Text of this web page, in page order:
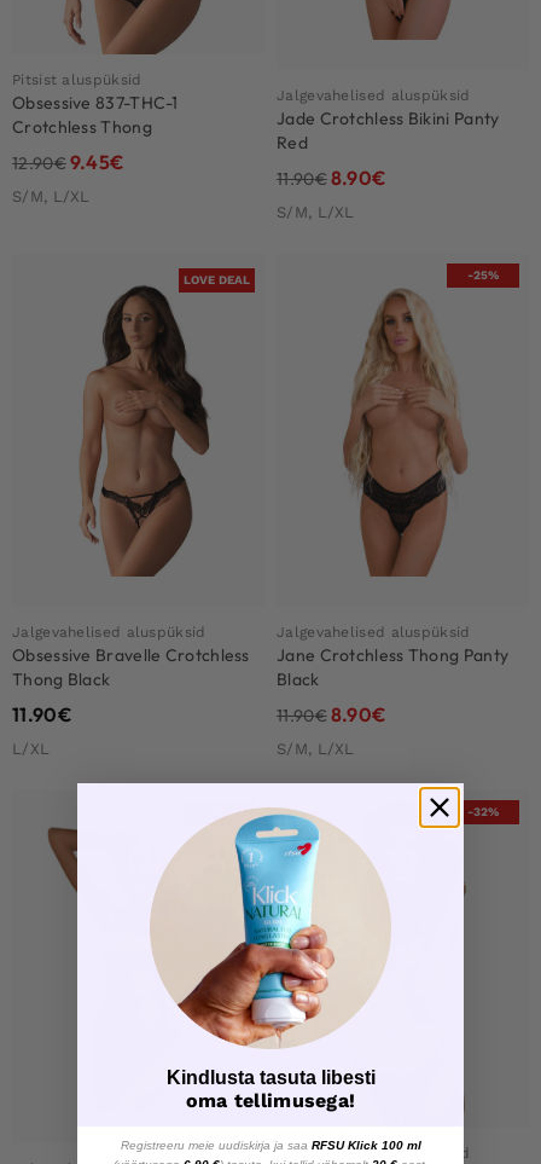
Pitsist aluspüksid
Obsessive 837-THC-1
Crotchless Thong
12.90€9.45€
S/M, L/XL
Jalgevahelised aluspüksid
Jade Crotchless Bikini Panty
Red
11.90€8.90€
S/M, L/XL
LOVE DEAL
Jalgevahelised aluspüksid
Obsessive Bravelle Crotchless
Thong Black
11.90€
L/XL
-25%
Jalgevahelised aluspüksid
Jane Crotchless Thong Panty
Black
11.90€8.90€
S/M, L/XL
-25% -32%
Jalgevahelised aluspüksid
Kindlusta tasuta libesti
oma tellimusega!
Registreeru meie uudiskirja ja saa RFSU Klick 100 ml